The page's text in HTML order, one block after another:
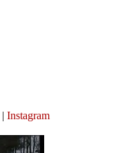
| Instagram